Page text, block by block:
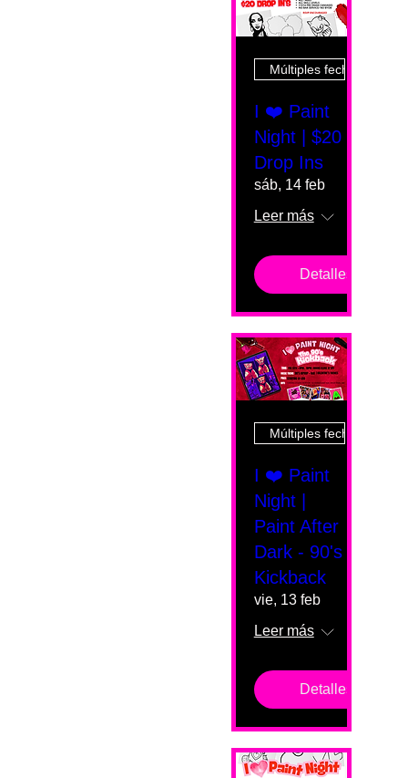
Múltiples fechas
I ❤️ Paint
Night | $20
Drop Ins
sáb, 14 feb
Leer más
Detalles
Múltiples fechas
I ❤️ Paint
Night |
Paint After
Dark - 90's
Kickback
vie, 13 feb
Leer más
Detalles